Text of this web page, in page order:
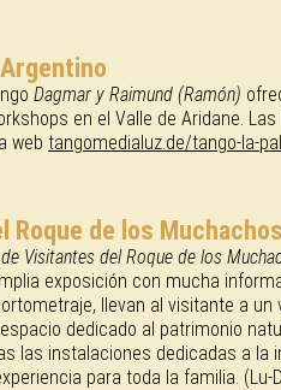
Dagmar y Raimund (Ramón)
en el Valle de Aridane.
web tangomedialuz.de/tango-la-
de los Muchachos
Visitantes del Roque de los
exposición con mucha
llevan al visitante a un
dedicado al patrimonio
las instalaciones dedicadas a la
para toda la familia.